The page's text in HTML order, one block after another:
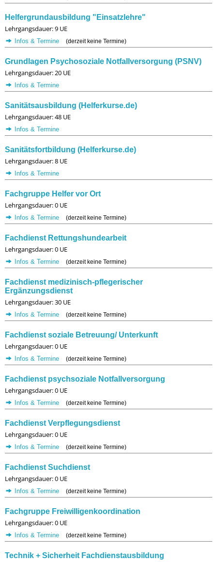
Helfergrundausbildung "Einsatzlehre"
Lehrgangsdauer: 9 UE
Infos & Termine (derzeit keine Termine)
Grundlagen Psychosoziale Notfallversorgung (PSNV)
Lehrgangsdauer: 20 UE
Infos & Termine
Sanitätsausbildung (Helferkurse.de)
Lehrgangsdauer: 48 UE
Infos & Termine
Sanitätsfortbildung (Helferkurse.de)
Lehrgangsdauer: 8 UE
Infos & Termine
Fachgruppe Helfer vor Ort
Lehrgangsdauer: 0 UE
Infos & Termine (derzeit keine Termine)
Fachdienst Rettungshundearbeit
Lehrgangsdauer: 0 UE
Infos & Termine (derzeit keine Termine)
Fachdienst medizinisch-pflegerischer
Ergänzungsdienst
Lehrgangsdauer: 30 UE
Infos & Termine (derzeit keine Termine)
Fachdienst soziale Betreuung/ Unterkunft
Lehrgangsdauer: 0 UE
Infos & Termine (derzeit keine Termine)
Fachdienst psychsoziale Notfallversorgung
Lehrgangsdauer: 0 UE
Infos & Termine (derzeit keine Termine)
Fachdienst Verpflegungsdienst
Lehrgangsdauer: 0 UE
Infos & Termine (derzeit keine Termine)
Fachdienst Suchdienst
Lehrgangsdauer: 0 UE
Infos & Termine (derzeit keine Termine)
Fachgruppe Freiwilligenkoordination
Lehrgangsdauer: 0 UE
Infos & Termine (derzeit keine Termine)
Technik + Sicherheit Fachdienstausbildung